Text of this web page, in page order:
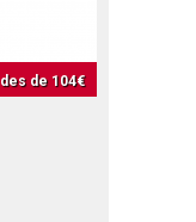
des de 104€